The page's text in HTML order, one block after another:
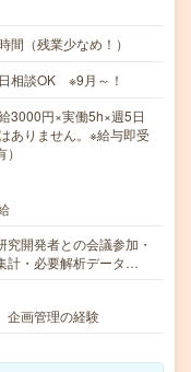
（残業少なめ！）
相談OK ※9月～！
円×実働5h×週5日
ありません。※給与即受
究開発者との会議参加・
計・必要解析データ…
企画管理の経験